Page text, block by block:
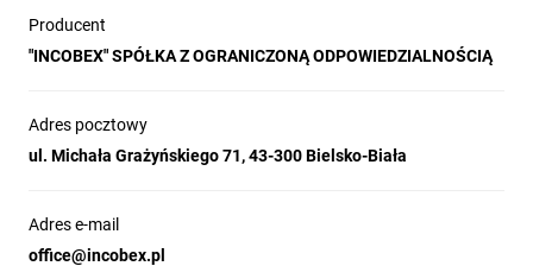
Producent
"INCOBEX" SPÓŁKA Z OGRANICZONĄ ODPOWIEDZIALNOŚCIĄ
Adres pocztowy
ul. Michała Grażyńskiego 71, 43-300 Bielsko-Biała
Adres e-mail
office@incobex.pl